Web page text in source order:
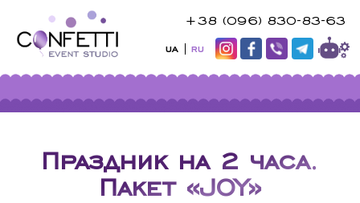
+38 (096) 830-83-63
UA RU
Праздник на 2 часа.
Пакет «JOY»